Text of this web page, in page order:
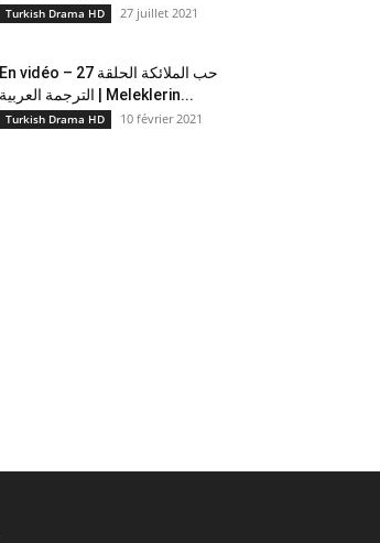
Turkish Drama HD 27 juillet 2021
En vidéo – حب الملائكة الحلقة 27
الترجمة العربية | Meleklerin...
Turkish Drama HD 10 février 2021